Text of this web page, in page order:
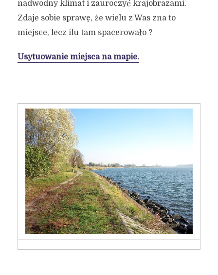
nadwodny klimat i zauroczyć krajobrazami.
Zdaje sobie sprawę, że wielu z Was zna to
miejsce, lecz ilu tam spacerowało ?
Usytuowanie miejsca na mapie.